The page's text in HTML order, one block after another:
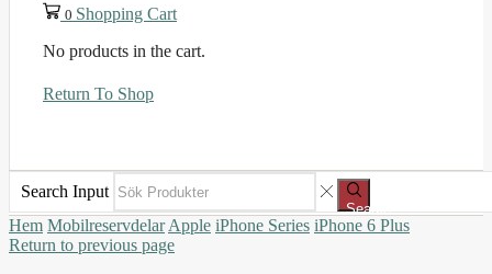
0 Shopping Cart
No products in the cart.
Return To Shop
Search Input
Search
Hem Mobilreservdelar Apple iPhone Series iPhone 6 Plus
Return to previous page